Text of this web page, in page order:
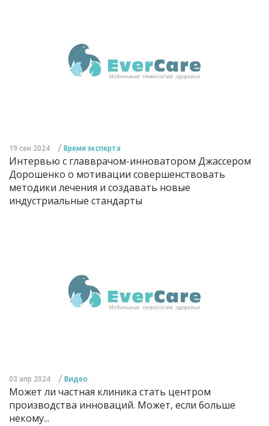
19 сен 2024 / Время эксперта
Интервью с главврачом-инноватором Джассером
Дорошенко о мотивации совершенствовать
методики лечения и создавать новые
индустриальные стандарты
03 апр 2024 / Видео
Может ли частная клиника стать центром
производства инноваций. Может, если больше
некому...